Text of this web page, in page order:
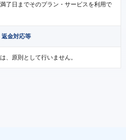
了日までそのプラン・サービスを利用で
返金対応等
、原則として行いません。